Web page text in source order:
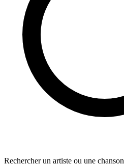
Rechercher un artiste ou une chanson